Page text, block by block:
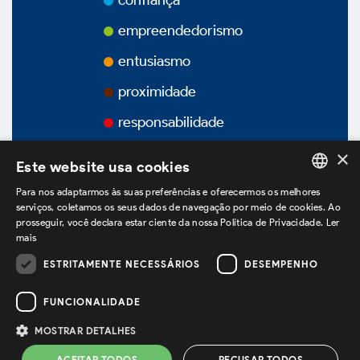
Prêmios
Vídeos
Podcasts
Governança Corporativa
Visão Geral
empreendedorismo
entusiasmo
proximidade
responsabilidade
estamos no LinkedIn
Política de Privacidade Termos de Uso
PORTUGUESE
×
Este website usa cookies
Para nos adaptarmos às suas preferências e oferecermos os melhores
serviços, coletamos os seus dados de navegação por meio de cookies. Ao
prosseguir, você declara estar ciente da nossa Política de Privacidade. Ler
mais
ESTRITAMENTE NECESSÁRIOS DESEMPENHO
FUNCIONALIDADE
MOSTRAR DETALHES